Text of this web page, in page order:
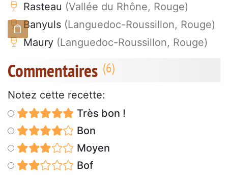
Rasteau (Vallée du Rhône, Rouge)
Banyuls (Languedoc-Roussillon, Rouge)
Maury (Languedoc-Roussillon, Rouge)
Commentaires
Notez cette recette:
Très bon !
Bon
Moyen
Bof